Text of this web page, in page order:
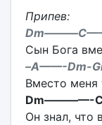
Припев:
Сын Бога
–A——-Dm-
Вместо меня
Dm————-
Он знал, что